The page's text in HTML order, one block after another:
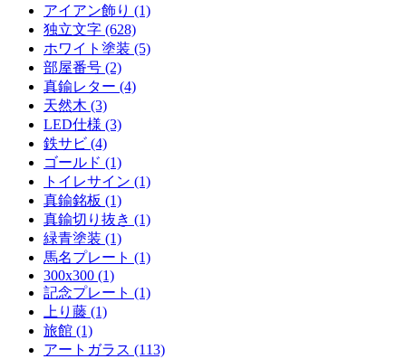
アイアン飾り (1)
独立文字 (628)
ホワイト塗装 (5)
部屋番号 (2)
真鍮レター (4)
天然木 (3)
LED仕様 (3)
鉄サビ (4)
ゴールド (1)
トイレサイン (1)
真鍮銘板 (1)
真鍮切り抜き (1)
緑青塗装 (1)
馬名プレート (1)
300x300 (1)
記念プレート (1)
上り藤 (1)
旅館 (1)
アートガラス (113)